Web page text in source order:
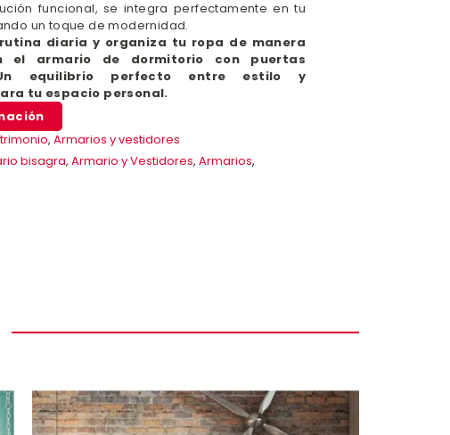
funcional, se integra perfectamente en tu
un toque de modernidad.
diaria y organiza tu ropa de manera
el armario de dormitorio con puertas
equilibrio perfecto entre estilo y
tu espacio personal.
, Armarios y vestidores
bisagra, Armario y Vestidores, Armarios,